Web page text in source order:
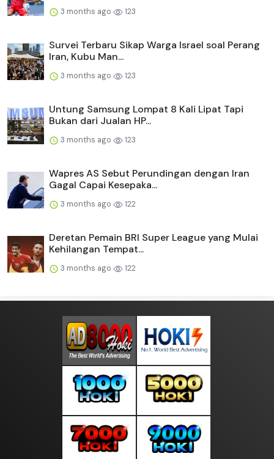
3 months ago 123
Survei Terbaru Sikap Warga Israel soal Perang
Iran, Kubu Man...
3 months ago 123
Untung Samsung Lompat 8 Kali Lipat Tapi
Bukan dari Jualan HP...
3 months ago 123
Wapres AS Sebut Perundingan dengan Iran
Gagal Capai Kesepaka...
3 months ago 122
Deretan Pemain BRI Super League yang Mulai
Kehilangan Tempat...
3 months ago 122